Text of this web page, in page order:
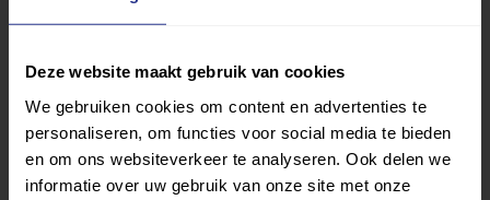
Deze website maakt gebruik van cookies
We gebruiken cookies om content en advertenties te
personaliseren, om functies voor social media te bieden
en om ons websiteverkeer te analyseren. Ook delen we
informatie over uw gebruik van onze site met onze